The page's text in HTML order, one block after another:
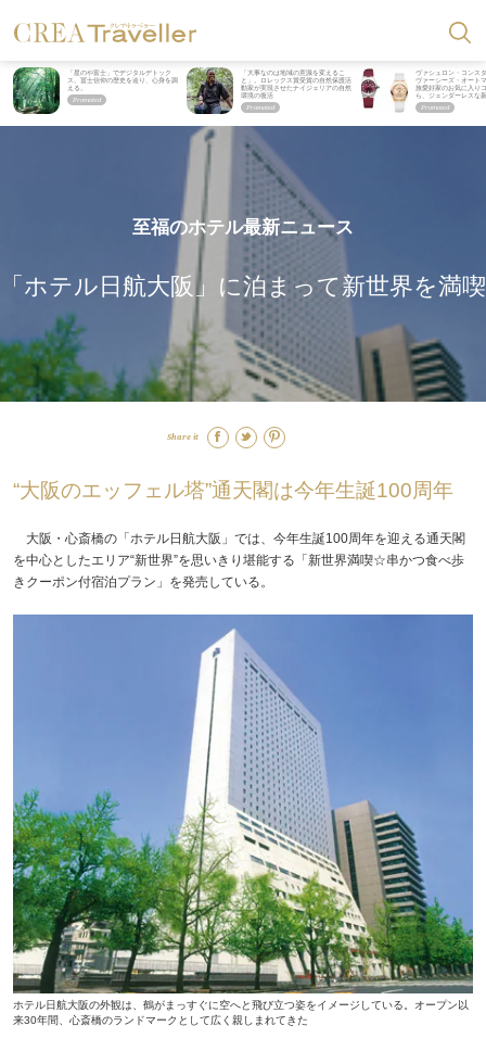
「星のや富士」でデジタルデトック
ス。冨士信仰の歴史を辿り、心身を調
える。
「大事なのは地域の意識を変えるこ
と」。ロレックス賞受賞の自然保護活
動家が実現させたナイジェリアの自然
環境の復活
ヴァシュロン・コンス
ヴァーシーズ・オート
旅愛好家のお気に入り
ら、ジェンダーレスな
至福のホテル最新ニュース
「ホテル日航大阪」に泊まって新世界を満喫
Share it
“大阪のエッフェル塔”通天閣は今年生誕100周年
大阪・心斎橋の「ホテル日航大阪」では、今年生誕100周年を迎える通天閣
を中心としたエリア“新世界”を思いきり堪能する「新世界満喫☆串かつ食べ歩
きクーポン付宿泊プラン」を発売している。
ホテル日航大阪の外観は、鶴がまっすぐに空へと飛び立つ姿をイメージしている。オープン以
来30年間、心斎橋のランドマークとして広く親しまれてきた